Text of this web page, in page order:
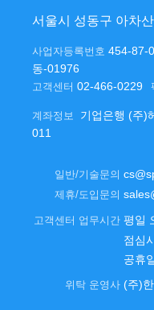
서울시 성동구 아차
사업자등록번호 454-87-
동-01976
고객센터 02-466-0229
계좌정보
기업은행 (주)
011
일반/기술문의
제휴/도입문의
고객센터 업무시간 평일
점심
공휴
위탁 운영사 (주)